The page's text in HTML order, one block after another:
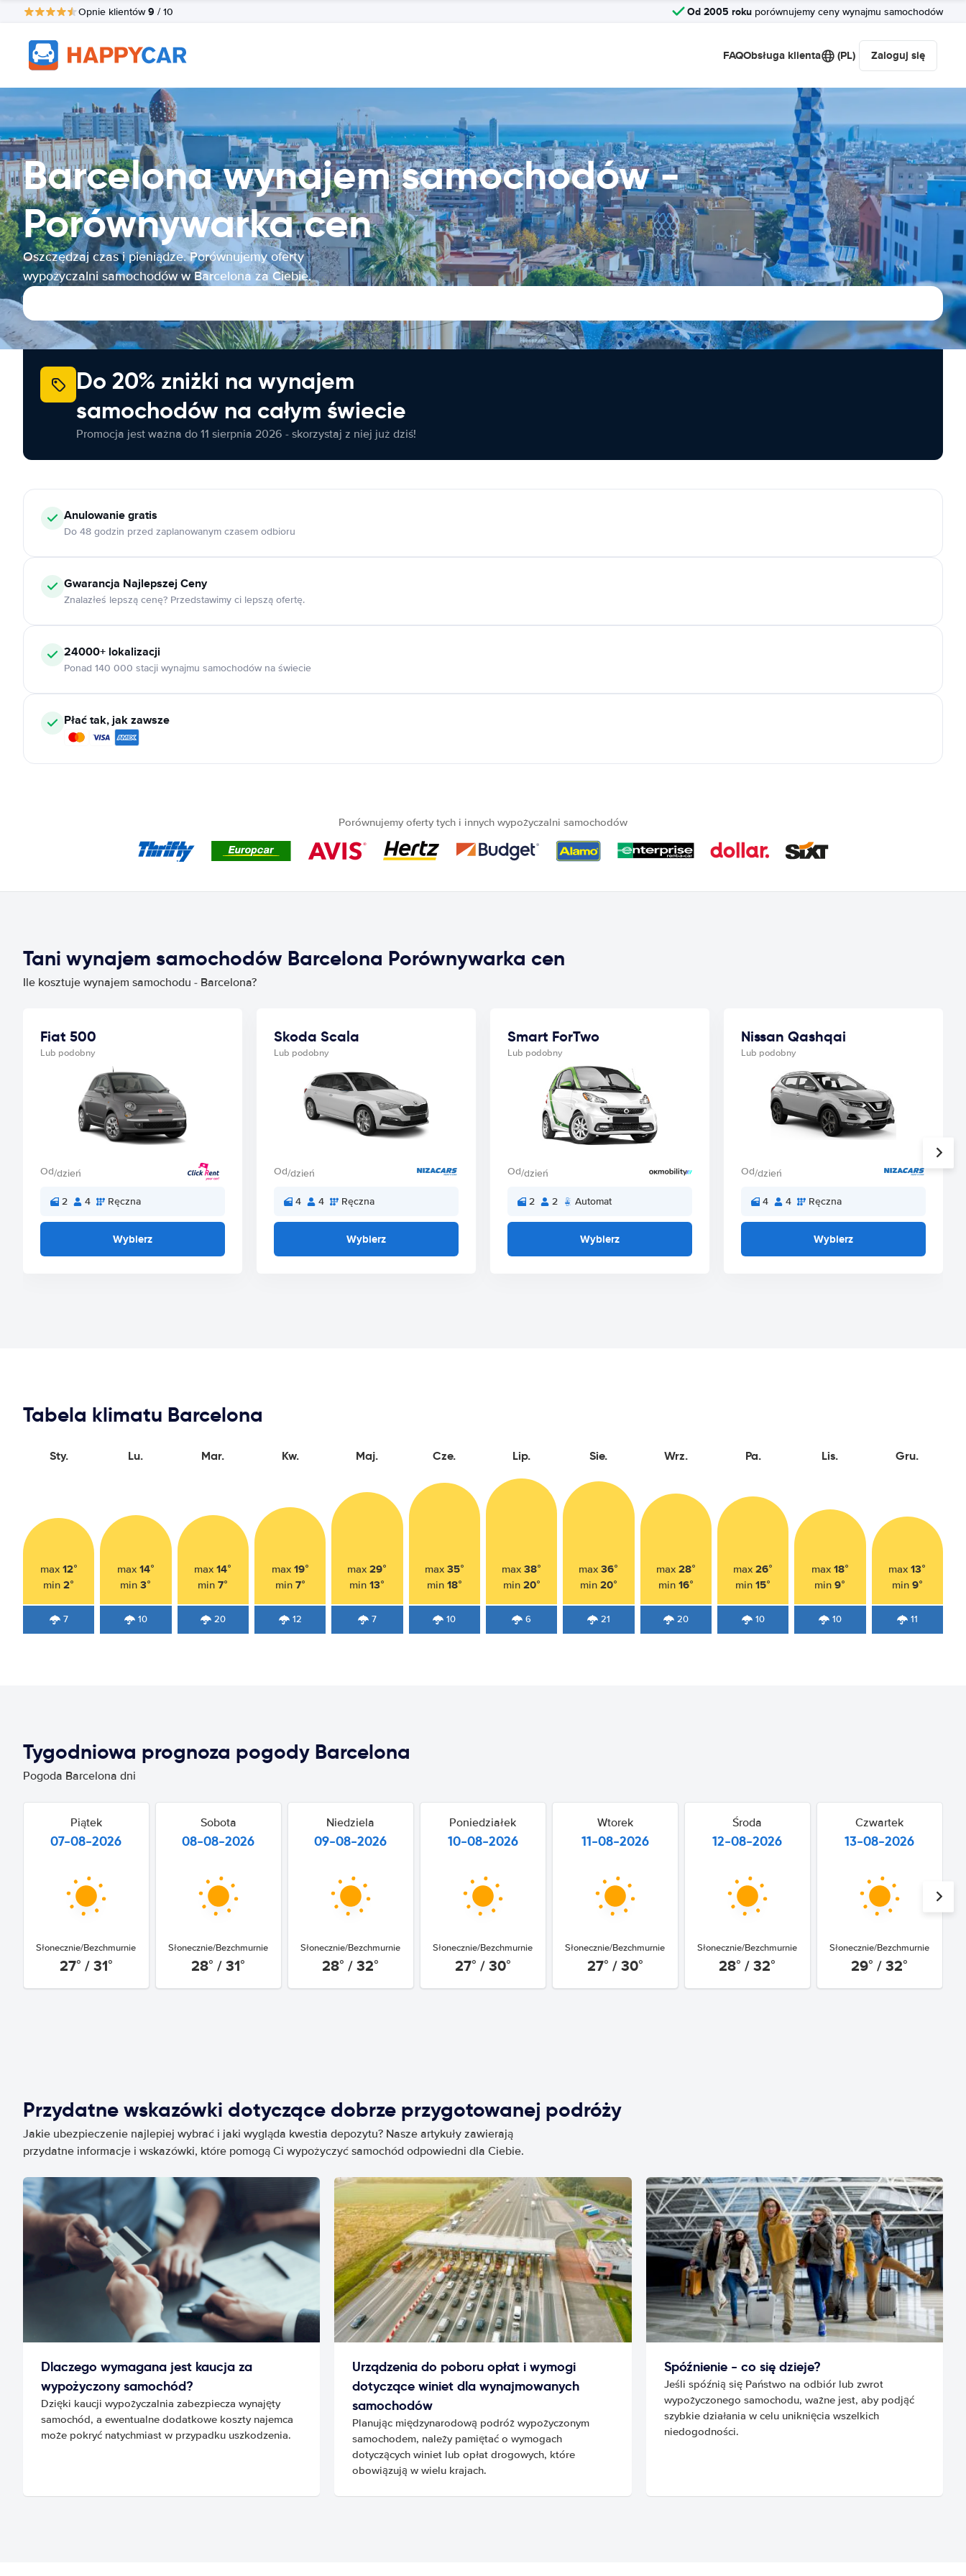
Opnie klientów9 / 10 Od 2005 roku porównujemy ceny wynajmu samochodów
FAQObsługa klienta (PL) Zaloguj się
Barcelona wynajem samochodów -
Porównywarka cen
Oszczędzaj czas i pieniądze. Porównujemy oferty
wypożyczalni samochodów w Barcelona za Ciebie.
Do 20% zniżki na wynajem
samochodów na całym świecie
Promocja jest ważna do 11 sierpnia 2026 - skorzystaj z niej już dziś!
Anulowaniegratis
Do 48 godzin przed zaplanowanym czasem odbioru
Gwarancja Najlepszej Ceny
Znalazłeś lepszą cenę? Przedstawimy ci lepszą ofertę.
24000+ lokalizacji
Ponad 140 000 stacji wynajmu samochodów na świecie
Płać tak, jak zawsze
Porównujemy oferty tych i innych wypożyczalni samochodów
Tani wynajem samochodów Barcelona Porównywarka cen
Ile kosztuje wynajem samochodu - Barcelona?
Fiat 500
Lub podobny
Od/dzień
2 4 Ręczna
Wybierz
Skoda Scala
Lub podobny
Od/dzień
4 4 Ręczna
Wybierz
Smart ForTwo
Lub podobny
Od/dzień
2 2 Automat
Wybierz
Nissan Qashqai
Lub podobny
Od/dzień
4 4 Ręczna
Wybierz
Tabela klimatu Barcelona
Sty.
max 12°
min2°
7
Lu.
max 14°
min3°
10
Mar.
max14°
min7°
20
Kw.
max 19°
min 7°
12
Maj.
max29°
min13°
7
Cze.
max 35°
min 18°
10
Lip.
max38°
min 20°
6
Sie.
max36°
min 20°
21
Wrz.
max 28°
min 16°
20
Pa.
max26°
min15°
10
Lis.
max 18°
min9°
10
Gru.
max13°
min 9°
11
Tygodniowa prognoza pogody Barcelona
Pogoda Barcelona dni
Piątek
07-08-2026
Słonecznie/Bezchmurnie
27° / 31°
Sobota
08-08-2026
Słonecznie/Bezchmurnie
28° / 31°
Niedziela
09-08-2026
Słonecznie/Bezchmurnie
28° / 32°
Poniedziałek
10-08-2026
Słonecznie/Bezchmurnie
27° / 30°
Wtorek
11-08-2026
Słonecznie/Bezchmurnie
27° / 30°
Środa
12-08-2026
Słonecznie/Bezchmurnie
28° / 32°
Czwartek
13-08-2026
Słonecznie/Bezchmurnie
29° / 32°
Przydatne wskazówki dotyczące dobrze przygotowanej podróży
Jakie ubezpieczenie najlepiej wybrać i jaki wygląda kwestia depozytu? Nasze artykuły zawierają
przydatne informacje i wskazówki, które pomogą Ci wypożyczyć samochód odpowiedni dla Ciebie.
Dlaczego wymagana jest kaucja za
wypożyczony samochód?
Dzięki kaucji wypożyczalnia zabezpiecza wynajęty
samochód, a ewentualne dodatkowe koszty najemca
może pokryć natychmiast w przypadku uszkodzenia.
Urządzenia do poboru opłat i wymogi
dotyczące winiet dla wynajmowanych
samochodów
Planując międzynarodową podróż wypożyczonym
samochodem, należy pamiętać o wymogach
dotyczących winiet lub opłat drogowych, które
obowiązują w wielu krajach.
Spóźnienie - co się dzieje?
Jeśli spóźnią się Państwo na odbiór lub zwrot
wypożyczonego samochodu, ważne jest, aby podjąć
szybkie działania w celu uniknięcia wszelkich
niedogodności.